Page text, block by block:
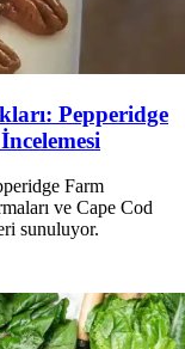
Pepperidge
Farm
ve Cape Cod
sunuluyor.